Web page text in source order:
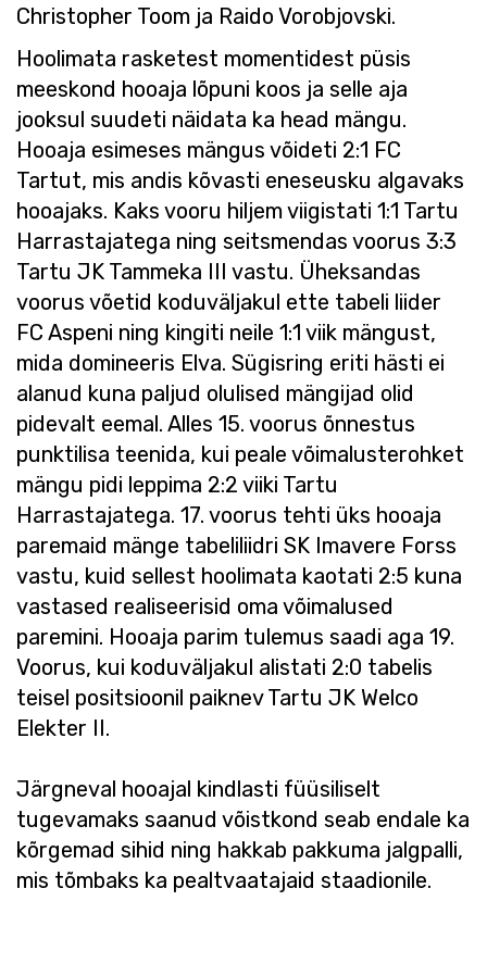
Christopher Toom ja Raido Vorobjovski.
Hoolimata rasketest momentidest püsis
meeskond hooaja lõpuni koos ja selle aja
jooksul suudeti näidata ka head mängu.
Hooaja esimeses mängus võideti 2:1 FC
Tartut, mis andis kõvasti eneseusku algavaks
hooajaks. Kaks vooru hiljem viigistati 1:1 Tartu
Harrastajatega ning seitsmendas voorus 3:3
Tartu JK Tammeka III vastu. Üheksandas
voorus võetid koduväljakul ette tabeli liider
FC Aspeni ning kingiti neile 1:1 viik mängust,
mida domineeris Elva. Sügisring eriti hästi ei
alanud kuna paljud olulised mängijad olid
pidevalt eemal. Alles 15. voorus õnnestus
punktilisa teenida, kui peale võimalusterohket
mängu pidi leppima 2:2 viiki Tartu
Harrastajatega. 17. voorus tehti üks hooaja
paremaid mänge tabeliliidri SK Imavere Forss
vastu, kuid sellest hoolimata kaotati 2:5 kuna
vastased realiseerisid oma võimalused
paremini. Hooaja parim tulemus saadi aga 19.
Voorus, kui koduväljakul alistati 2:0 tabelis
teisel positsioonil paiknev Tartu JK Welco
Elekter II.
Järgneval hooajal kindlasti füüsiliselt
tugevamaks saanud võistkond seab endale ka
kõrgemad sihid ning hakkab pakkuma jalgpalli,
mis tõmbaks ka pealtvaatajaid staadionile.